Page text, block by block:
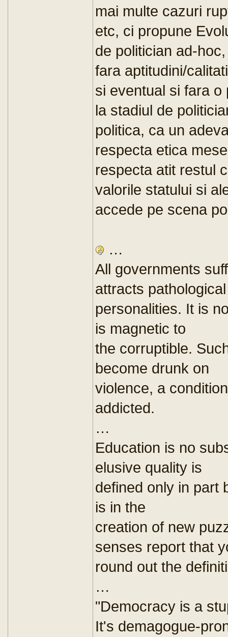
mai multe cazuri
etc, ci propune
de politician ad-
fara aptitudini/
si eventual si fara
la stadiul de
politica, ca un
respecta etica
respecta atit restul
valorile statului si
accede pe scena
…
All governments
attracts pathological
personalities. It is
is magnetic to
the corruptible.
become drunk on
violence, a
addicted.
…
Education is no
elusive quality is
defined only in part
is in the
creation of new
senses report that
round out the
…
"Democracy is a
It's demagogue-